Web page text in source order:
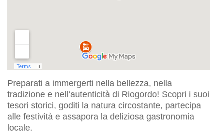
Preparati a immergerti nella bellezza, nella
tradizione e nell’autenticità di Riogordo! Scopri i suoi
tesori storici, goditi la natura circostante, partecipa
alle festività e assapora la deliziosa gastronomia
locale.